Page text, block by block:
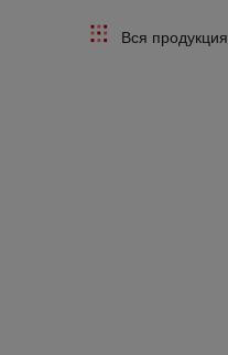
Вся продукция